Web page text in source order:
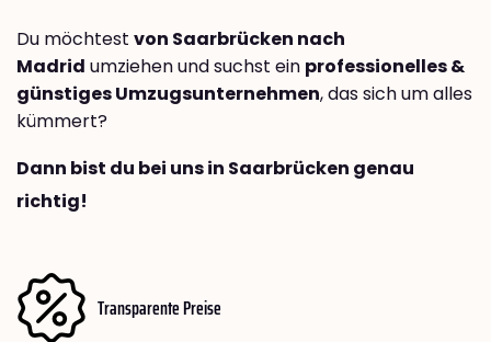
Du möchtest von Saarbrücken nach
Madrid umziehen und suchst ein professionelles &
günstiges Umzugsunternehmen, das sich um alles
kümmert?
Dann bist du bei uns in Saarbrücken genau
richtig!
Transparente Preise